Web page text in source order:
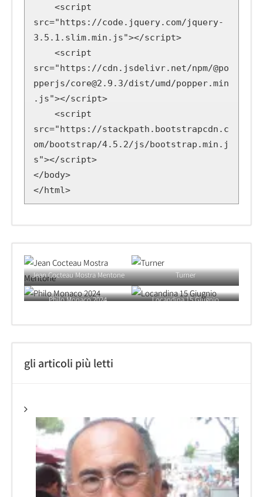
src="https://code.jquery.com/jquery-
3.5.1.slim.min.js"></script>
src="https://cdn.jsdelivr.net/npm/@po
pperjs/core@2.9.3/dist/umd/popper.min
.js"></script>
src="https://stackpath.bootstrapcdn.c
om/bootstrap/4.5.2/js/bootstrap.min.j
s"></script>
</body>
</html>
Jean Cocteau Mostra Mentone Turner
Philo Monaco 2024 Locandina 15 Giugnio
gli articoli più letti